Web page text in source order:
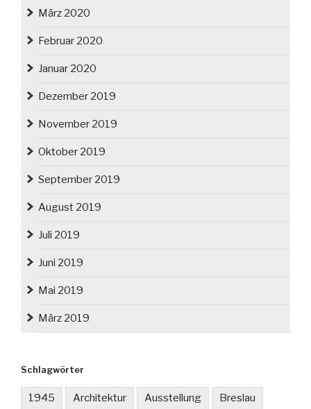
März 2020
Februar 2020
Januar 2020
Dezember 2019
November 2019
Oktober 2019
September 2019
August 2019
Juli 2019
Juni 2019
Mai 2019
März 2019
Schlagwörter
1945 Architektur Ausstellung Breslau